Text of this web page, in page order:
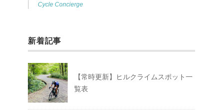
Cycle Concierge
新着記事
【常時更新】ヒルクライムスポット一
覧表